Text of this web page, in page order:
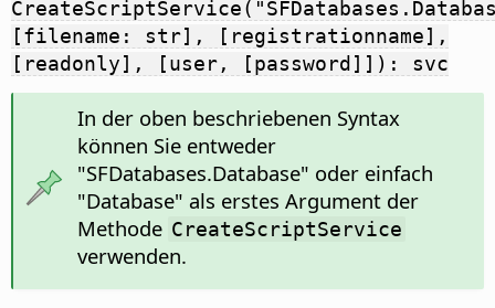
[filename: str], [registrationname],
[readonly], [user, [password]]): svc
In der oben beschriebenen Syntax
können Sie entweder
"SFDatabases.Database" oder einfach
"Database" als erstes Argument der
Methode CreateScriptService
verwenden.